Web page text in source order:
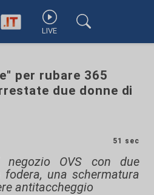
LIVE
per rubare 365
due donne di
51 sec
negozio OVS con due
una schermatura
antitaccheggio